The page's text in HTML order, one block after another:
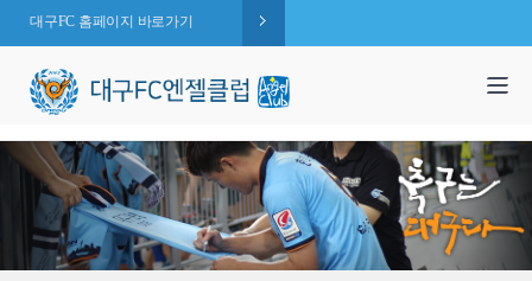
대구FC 홈페이지 바로가기